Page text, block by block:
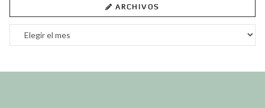
ARCHIVOS
Archivos